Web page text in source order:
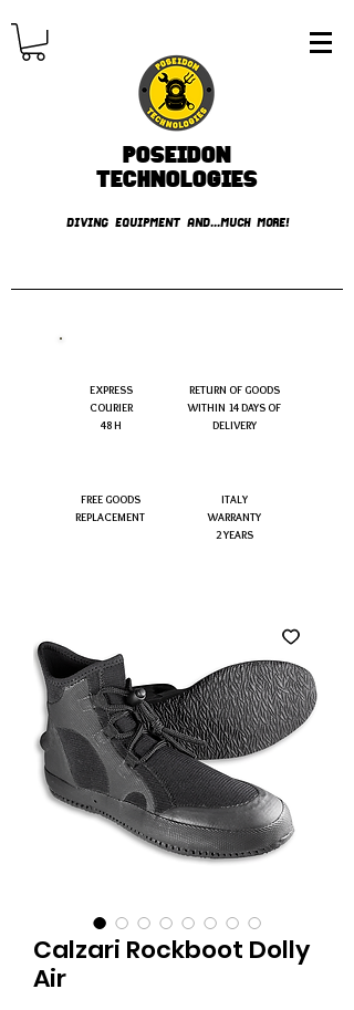
Poseidon
TECHNOLOGIES
DIVING EQUIPMENT AND...MUCH MORE!
EXPRESS
COURIER
48 H
FREE GOODS
REPLACEMENT
RETURN OF GOODS
WITHIN 14 DAYS OF
DELIVERY
ITALY
WARRANTY
2 YEARS
Calzari Rockboot Dolly
Air